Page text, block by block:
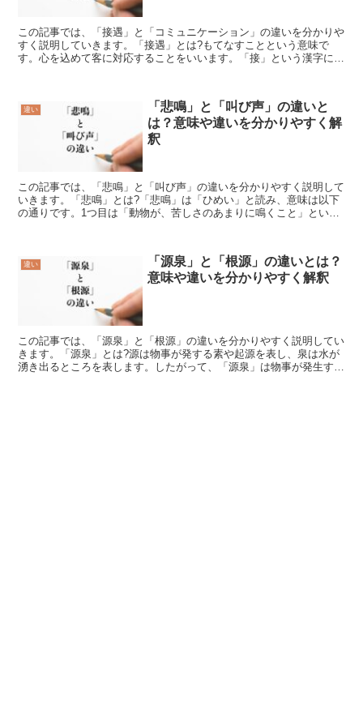
この記事では、「接遇」と「コミュニケーション」の違いを分かりや
すく説明していきます。「接遇」とは?もてなすことという意味で
す。心を込めて客に対応することをいいます。「接」という漢字に
違い
「悲鳴」と「叫び声」の違いと
は？意味や違いを分かりやすく解
釈
この記事では、「悲鳴」と「叫び声」の違いを分かりやすく説明して
いきます。「悲鳴」とは?「悲鳴」は「ひめい」と読み、意味は以下
の通りです。1つ目は「動物が、苦しさのあまりに鳴くこと」という
違い
「源泉」と「根源」の違いとは？
意味や違いを分かりやすく解釈
この記事では、「源泉」と「根源」の違いを分かりやすく説明してい
きます。「源泉」とは?源は物事が発する素や起源を表し、泉は水が
湧き出るところを表します。したがって、「源泉」は物事が発生する